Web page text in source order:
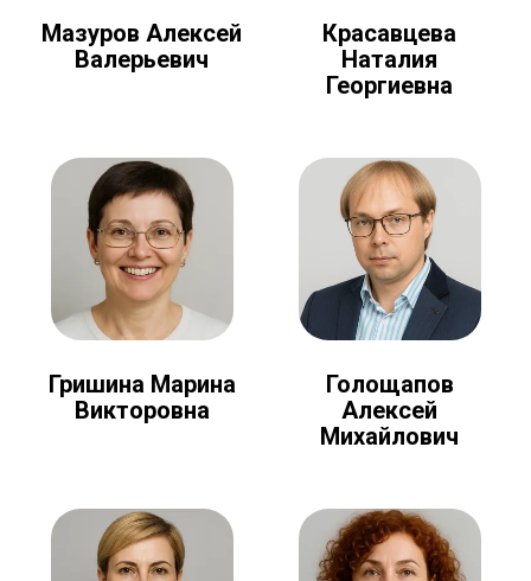
Мазуров Алексей
Валерьевич
Красавцева
Наталия
Георгиевна
Гришина Марина
Викторовна
Голощапов
Алексей
Михайлович